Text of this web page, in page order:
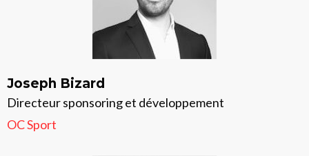
Joseph Bizard
Directeur sponsoring et développement
OC Sport